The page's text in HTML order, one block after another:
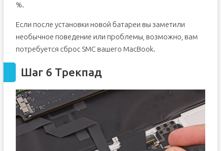
%.
Если после установки новой батареи вы заметили
необычное поведение или проблемы, возможно, вам
потребуется сброс SMC вашего MacBook.
Шаг 6 Трекпад